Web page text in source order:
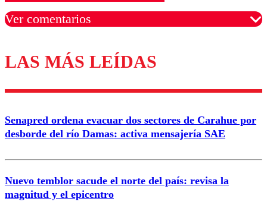
Ver comentarios
Los comentarios son moderados para garantizar un
diálogo respetuoso.
Nombre
Correo
LAS MÁS LEÍDAS
Senapred ordena evacuar dos sectores de Carahue por
desborde del río Damas: activa mensajería SAE
Nuevo temblor sacude el norte del país: revisa la
magnitud y el epicentro